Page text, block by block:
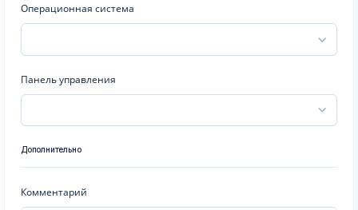
Операционная система
Панель управления
Дополнительно
Комментарий